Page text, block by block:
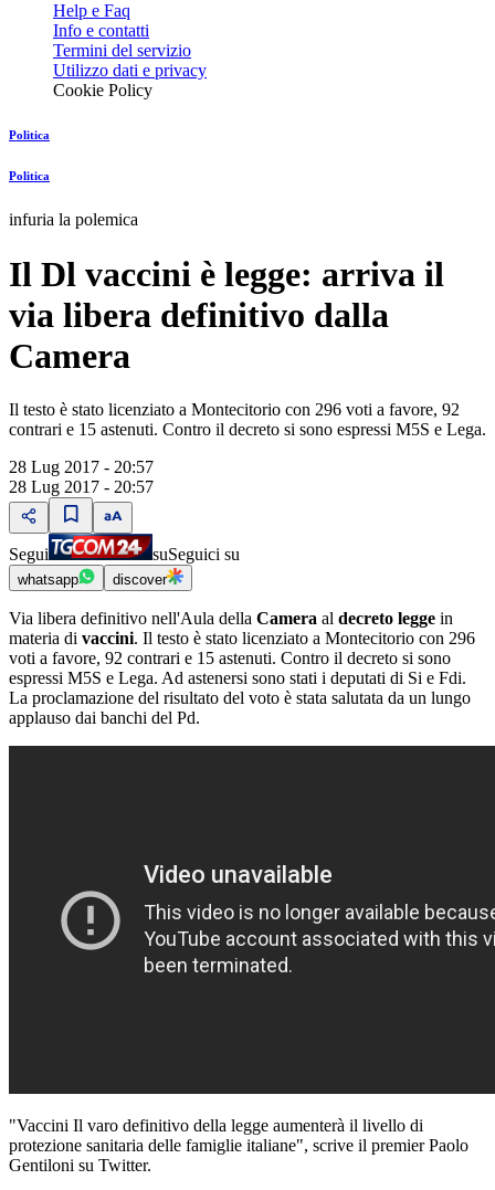
Help e Faq
Info e contatti
Termini del servizio
Utilizzo dati e privacy
Cookie Policy
Politica
Politica
infuria la polemica
Il Dl vaccini è legge: arriva il
via libera definitivo dalla
Camera
Il testo è stato licenziato a Montecitorio con 296 voti a favore, 92
contrari e 15 astenuti. Contro il decreto si sono espressi M5S e Lega.
28 Lug 2017 - 20:57
28 Lug 2017 - 20:57
Segui suSeguici su
whatsapp discover
Via libera definitivo nell'Aula della Camera al decreto legge in
materia di vaccini. Il testo è stato licenziato a Montecitorio con 296
voti a favore, 92 contrari e 15 astenuti. Contro il decreto si sono
espressi M5S e Lega. Ad astenersi sono stati i deputati di Si e Fdi.
La proclamazione del risultato del voto è stata salutata da un lungo
applauso dai banchi del Pd.
"Vaccini Il varo definitivo della legge aumenterà il livello di
protezione sanitaria delle famiglie italiane", scrive il premier Paolo
Gentiloni su Twitter.